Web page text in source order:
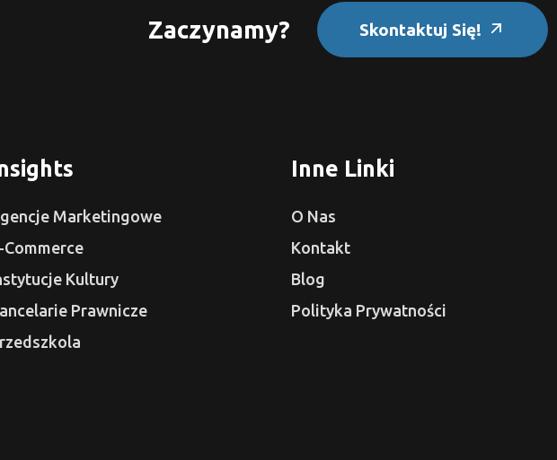
Zaczynamy? Skontaktuj Się!
Marketingowe
Commerce
Kultury
Prawnicze
Inne Linki
O Nas
Kontakt
Blog
Polityka Prywatności